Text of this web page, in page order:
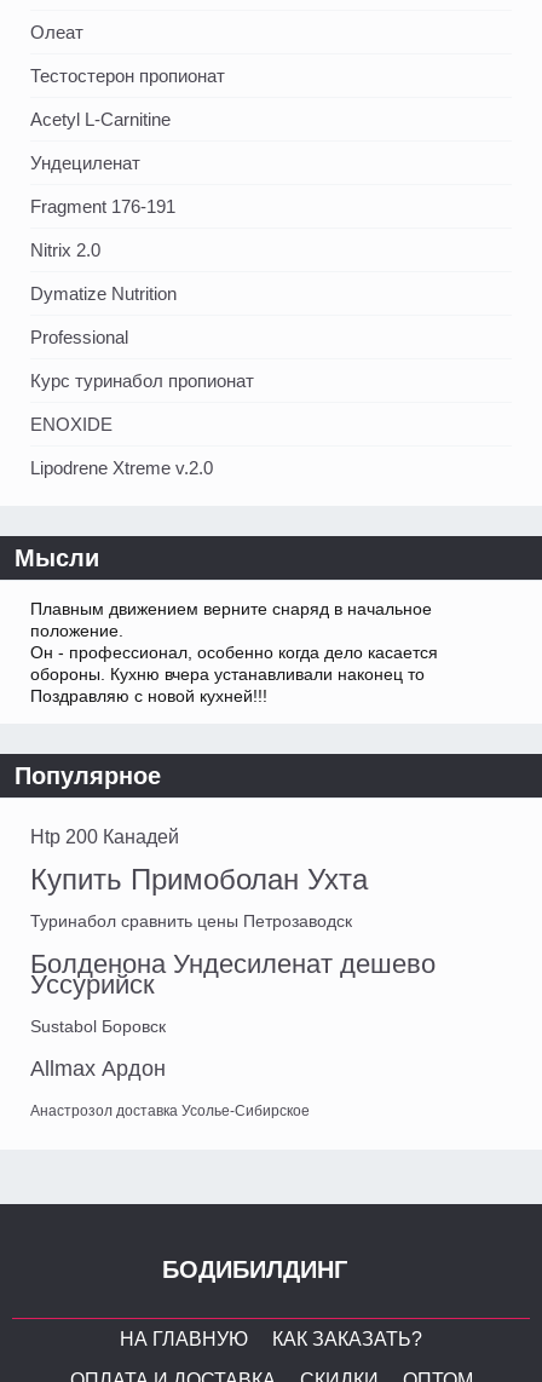
Олеат
Тестостерон пропионат
Acetyl L-Carnitine
Ундециленат
Fragment 176-191
Nitrix 2.0
Dymatize Nutrition
Professional
Курс туринабол пропионат
ENOXIDE
Lipodrene Xtreme v.2.0
Мысли
Плавным движением верните снаряд в начальное
положение.
Он - профессионал, особенно когда дело касается
обороны. Кухню вчера устанавливали наконец то
Поздравляю с новой кухней!!!
Популярное
Htp 200 Канадей
Купить Примоболан Ухта
Туринабол сравнить цены Петрозаводск
Болденона Ундесиленат дешево
Уссурийск
Sustabol Боровск
Allmax Ардон
Анастрозол доставка Усолье-Сибирское
БОДИБИЛДИНГ
НА ГЛАВНУЮ
КАК ЗАКАЗАТЬ?